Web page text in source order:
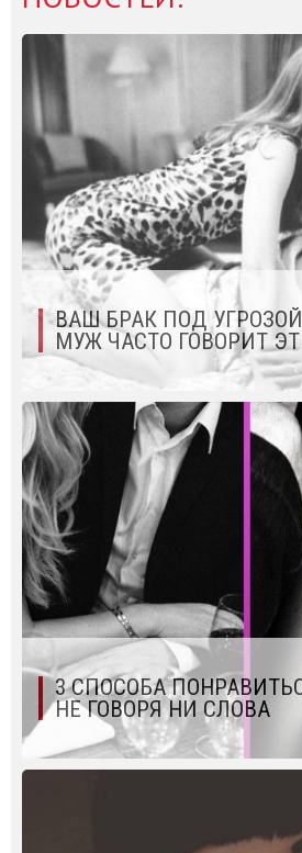
ВАШ БРАК ПОД
МУЖ ЧАСТО ГОВОРИТ
3 СПОСОБА
НЕ ГОВОРЯ НИ СЛОВА